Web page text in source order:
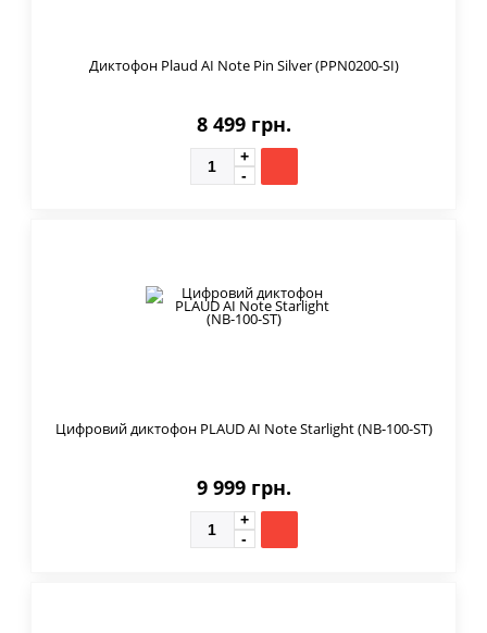
Диктофон Plaud AI Note Pin Silver (PPN0200-SI)
8 499 грн.
Цифровий диктофон PLAUD AI Note Starlight (NB-100-ST)
9 999 грн.